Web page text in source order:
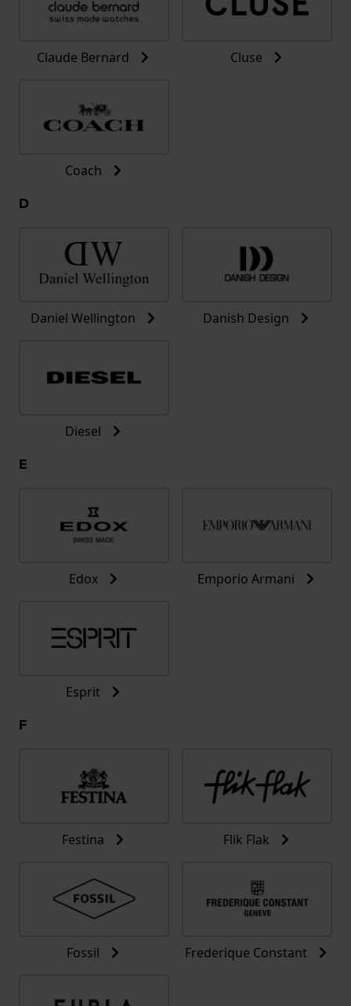
Claude Bernard Cluse
Coach
D
Daniel Wellington Danish Design
Diesel
E
Edox Emporio Armani
Esprit
F
Festina Flik Flak
Fossil Frederique Constant